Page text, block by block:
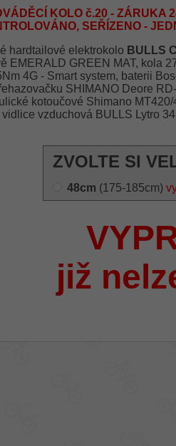
KOLO č.20 - ZÁRUKA
SEŘÍZENO -
hardtailové elektrokolo BULLS
EMERALD GREEN MAT, kola
4G - Smart system, baterii
SHIMANO Deore
kotoučové Shimano
vzduchová BULLS Lytro
ZVOLTE SI
48cm (175-185cm)
již